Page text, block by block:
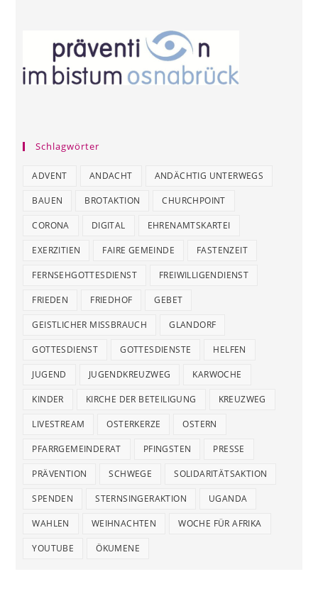
Schlagwörter
ADVENT ANDACHT ANDÄCHTIG UNTERWEGS
BAUEN BROTAKTION CHURCHPOINT
CORONA DIGITAL EHRENAMTSKARTEI
EXERZITIEN FAIRE GEMEINDE FASTENZEIT
FERNSEHGOTTESDIENST FREIWILLIGENDIENST
FRIEDEN FRIEDHOF GEBET
GEISTLICHER MISSBRAUCH GLANDORF
GOTTESDIENST GOTTESDIENSTE HELFEN
JUGEND JUGENDKREUZWEG KARWOCHE
KINDER KIRCHE DER BETEILIGUNG KREUZWEG
LIVESTREAM OSTERKERZE OSTERN
PFARRGEMEINDERAT PFINGSTEN PRESSE
PRÄVENTION SCHWEGE SOLIDARITÄTSAKTION
SPENDEN STERNSINGERAKTION UGANDA
WAHLEN WEIHNACHTEN WOCHE FÜR AFRIKA
YOUTUBE ÖKUMENE